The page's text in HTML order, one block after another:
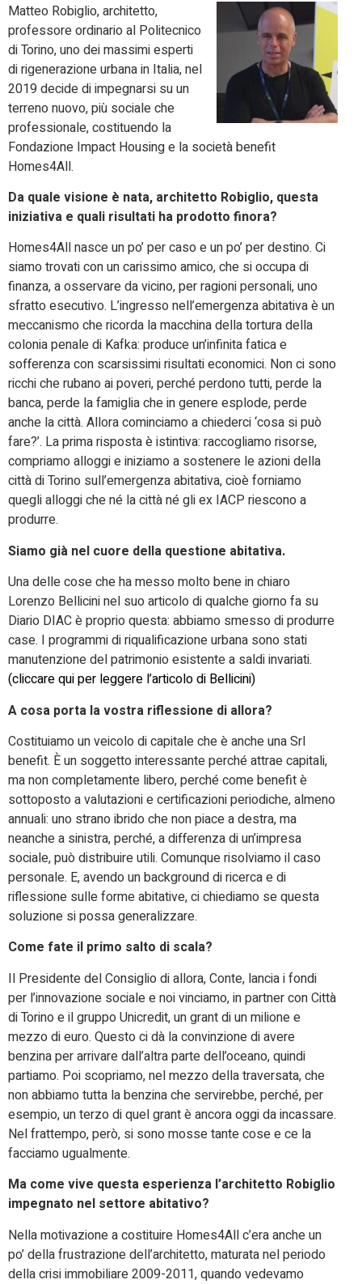
Matteo Robiglio, architetto,
professore ordinario al Politecnico
di Torino, uno dei massimi esperti
di rigenerazione urbana in Italia, nel
2019 decide di impegnarsi su un
terreno nuovo, più sociale che
professionale, costituendo la
Fondazione Impact Housing e la società benefit
Homes4All.
Da quale visione è nata, architetto Robiglio, questa
iniziativa e quali risultati ha prodotto finora?
Homes4All nasce un po’ per caso e un po’ per destino. Ci
siamo trovati con un carissimo amico, che si occupa di
finanza, a osservare da vicino, per ragioni personali, uno
sfratto esecutivo. L’ingresso nell’emergenza abitativa è un
meccanismo che ricorda la macchina della tortura della
colonia penale di Kafka: produce un’infinita fatica e
sofferenza con scarsissimi risultati economici. Non ci sono
ricchi che rubano ai poveri, perché perdono tutti, perde la
banca, perde la famiglia che in genere esplode, perde
anche la città. Allora cominciamo a chiederci ‘cosa si può
fare?’. La prima risposta è istintiva: raccogliamo risorse,
compriamo alloggi e iniziamo a sostenere le azioni della
città di Torino sull’emergenza abitativa, cioè forniamo
quegli alloggi che né la città né gli ex IACP riescono a
produrre.
Siamo già nel cuore della questione abitativa.
Una delle cose che ha messo molto bene in chiaro
Lorenzo Bellicini nel suo articolo di qualche giorno fa su
Diario DIAC è proprio questa: abbiamo smesso di produrre
case. I programmi di riqualificazione urbana sono stati
manutenzione del patrimonio esistente a saldi invariati.
(cliccare qui per leggere l’articolo di Bellicini)
A cosa porta la vostra riflessione di allora?
Costituiamo un veicolo di capitale che è anche una Srl
benefit. È un soggetto interessante perché attrae capitali,
ma non completamente libero, perché come benefit è
sottoposto a valutazioni e certificazioni periodiche, almeno
annuali: uno strano ibrido che non piace a destra, ma
neanche a sinistra, perché, a differenza di un’impresa
sociale, può distribuire utili. Comunque risolviamo il caso
personale. E, avendo un background di ricerca e di
riflessione sulle forme abitative, ci chiediamo se questa
soluzione si possa generalizzare.
Come fate il primo salto di scala?
Il Presidente del Consiglio di allora, Conte, lancia i fondi
per l’innovazione sociale e noi vinciamo, in partner con Città
di Torino e il gruppo Unicredit, un grant di un milione e
mezzo di euro. Questo ci dà la convinzione di avere
benzina per arrivare dall’altra parte dell’oceano, quindi
partiamo. Poi scopriamo, nel mezzo della traversata, che
non abbiamo tutta la benzina che servirebbe, perché, per
esempio, un terzo di quel grant è ancora oggi da incassare.
Nel frattempo, però, si sono mosse tante cose e ce la
facciamo ugualmente.
Ma come vive questa esperienza l’architetto Robiglio
impegnato nel settore abitativo?
Nella motivazione a costituire Homes4All c’era anche un
po’ della frustrazione dell’architetto, maturata nel periodo
della crisi immobiliare 2009-2011, quando vedevamo